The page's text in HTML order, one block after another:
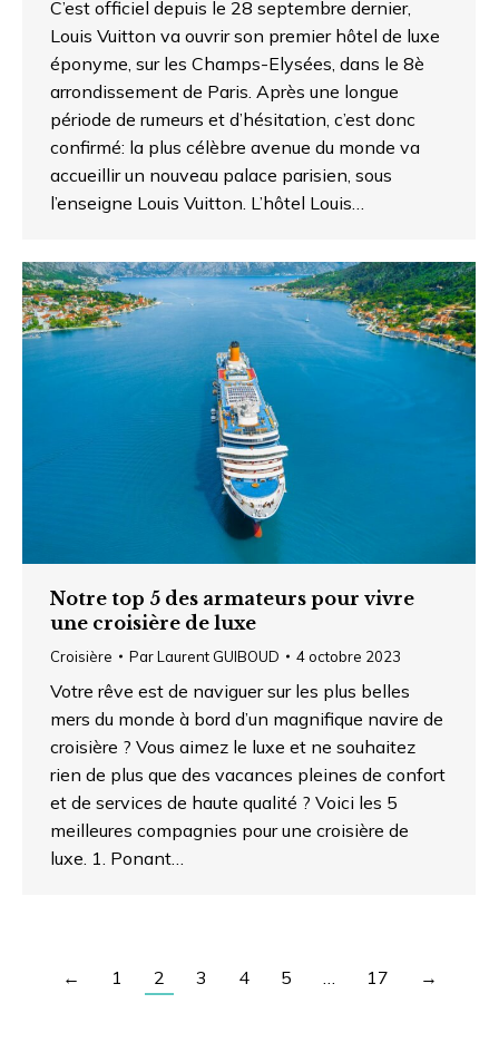
C’est officiel depuis le 28 septembre dernier,
Louis Vuitton va ouvrir son premier hôtel de luxe
éponyme, sur les Champs-Elysées, dans le 8è
arrondissement de Paris. Après une longue
période de rumeurs et d’hésitation, c’est donc
confirmé: la plus célèbre avenue du monde va
accueillir un nouveau palace parisien, sous
l’enseigne Louis Vuitton. L’hôtel Louis…
Notre top 5 des armateurs pour vivre
une croisière de luxe
Croisière ParLaurent GUIBOUD 4 octobre 2023
Votre rêve est de naviguer sur les plus belles
mers du monde à bord d’un magnifique navire de
croisière ? Vous aimez le luxe et ne souhaitez
rien de plus que des vacances pleines de confort
et de services de haute qualité ? Voici les 5
meilleures compagnies pour une croisière de
luxe. 1. Ponant…
← 1 2 3 4 5 … 17 →